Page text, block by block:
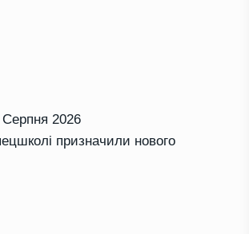
2026
призначили нового